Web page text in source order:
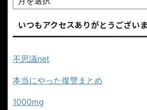
いつもアクセスありがとうござい
不思議net
本当にやった復讐まとめ
1000mg